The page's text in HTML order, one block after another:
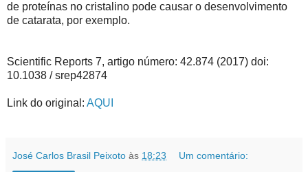
de proteínas no cristalino pode causar o desenvolvimento
de catarata, por exemplo.
Scientific Reports 7, artigo número: 42.874 (2017) doi:
10.1038 / srep42874
Link do original: AQUI
José Carlos Brasil Peixoto às 18:23 Um comentário: